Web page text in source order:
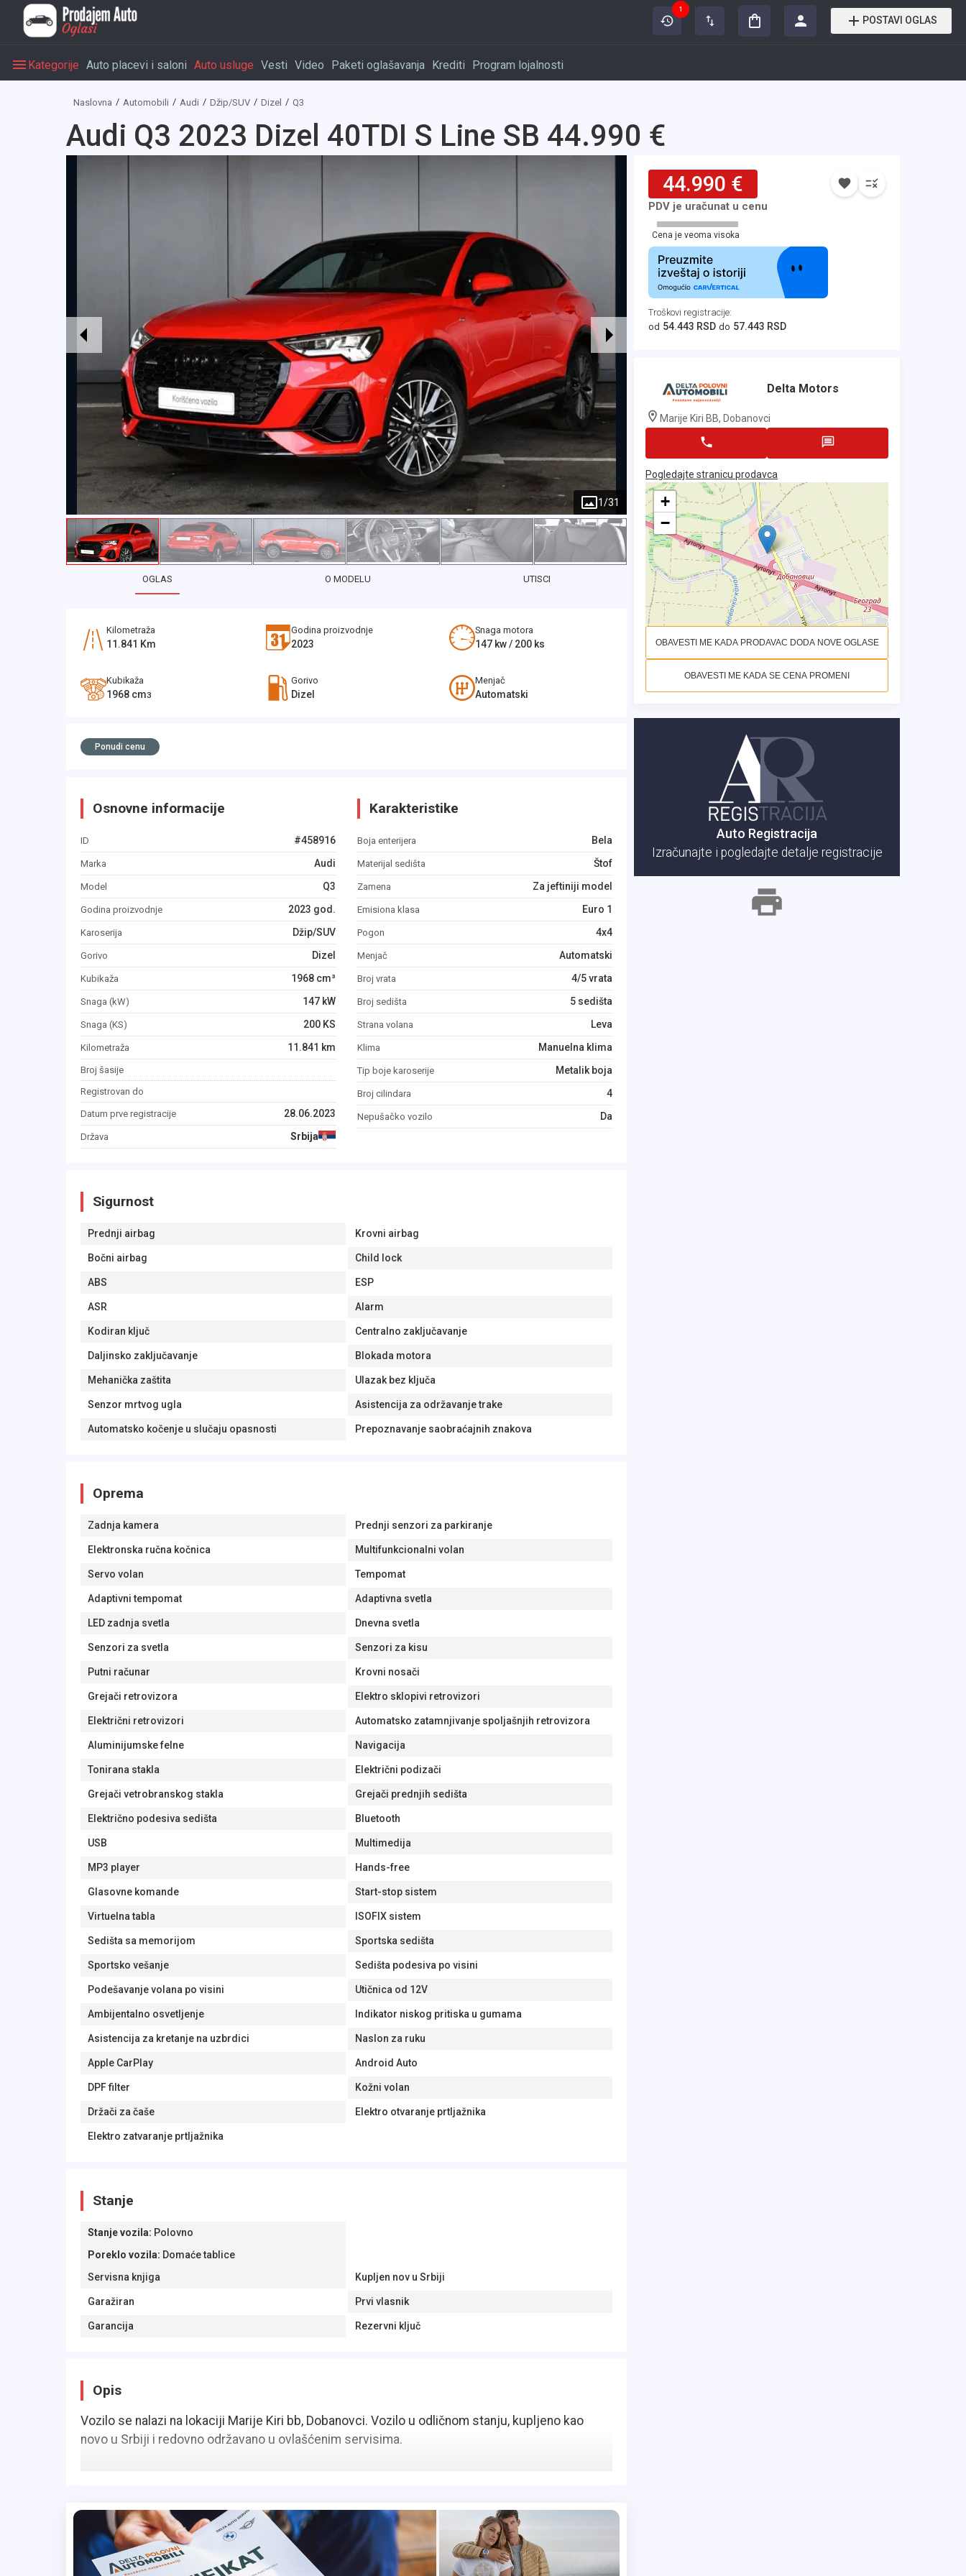
1
POSTAVI OGLAS
Kategorije Auto placevi i saloni Auto usluge Vesti Video Paketi oglašavanja Krediti Program lojalnosti
Naslovna Automobili Audi Džip/SUV Dizel Q3
Audi Q3 2023 Dizel 40TDI S Line SB 44.990 €
1/31
OGLAS O MODELU UTISCI
Kilometraža
11.841 Km
Godina proizvodnje
2023
Snaga motora
147 kw / 200 ks
Kubikaža
1968 cm3
Gorivo
Dizel
Menjač
Automatski
Ponudi cenu
Osnovne informacije
ID #458916
Marka Audi
Model Q3
Godina proizvodnje 2023 god.
Karoserija Džip/SUV
Gorivo Dizel
Kubikaža 1968 cm³
Snaga (kW) 147 kW
Snaga (KS) 200 KS
Kilometraža 11.841 km
Broj šasije
Registrovan do
Datum prve registracije 28.06.2023
Država Srbija
Karakteristike
Boja enterijera Bela
Materijal sedišta Štof
Zamena Za jeftiniji model
Emisiona klasa Euro 1
Pogon 4x4
Menjač Automatski
Broj vrata 4/5 vrata
Broj sedišta 5 sedišta
Strana volana Leva
Klima Manuelna klima
Tip boje karoserije Metalik boja
Broj cilindara 4
Nepušačko vozilo Da
Sigurnost
Prednji airbag Krovni airbag
Bočni airbag Child lock
ABS ESP
ASR Alarm
Kodiran ključ Centralno zaključavanje
Daljinsko zaključavanje Blokada motora
Mehanička zaštita Ulazak bez ključa
Senzor mrtvog ugla Asistencija za održavanje trake
Automatsko kočenje u slučaju opasnosti Prepoznavanje saobraćajnih znakova
Oprema
Zadnja kamera Prednji senzori za parkiranje
Elektronska ručna kočnica Multifunkcionalni volan
Servo volan Tempomat
Adaptivni tempomat Adaptivna svetla
LED zadnja svetla Dnevna svetla
Senzori za svetla Senzori za kisu
Putni računar Krovni nosači
Grejači retrovizora Elektro sklopivi retrovizori
Električni retrovizori Automatsko zatamnjivanje spoljašnjih retrovizora
Aluminijumske felne Navigacija
Tonirana stakla Električni podizači
Grejači vetrobranskog stakla Grejači prednjih sedišta
Električno podesiva sedišta Bluetooth
USB Multimedija
MP3 player Hands-free
Glasovne komande Start-stop sistem
Virtuelna tabla ISOFIX sistem
Sedišta sa memorijom Sportska sedišta
Sportsko vešanje Sedišta podesiva po visini
Podešavanje volana po visini Utičnica od 12V
Ambijentalno osvetljenje Indikator niskog pritiska u gumama
Asistencija za kretanje na uzbrdici Naslon za ruku
Apple CarPlay Android Auto
DPF filter Kožni volan
Držači za čaše Elektro otvaranje prtljažnika
Elektro zatvaranje prtljažnika
Stanje
Stanje vozila: Polovno
Poreklo vozila: Domaće tablice
Servisna knjiga
Kupljen nov u Srbiji
Garažiran Prvi vlasnik
Garancija Rezervni ključ
Opis
Vozilo se nalazi na lokaciji Marije Kiri bb, Dobanovci. Vozilo u odličnom stanju, kupljeno kao
novo u Srbiji i redovno održavano u ovlašćenim servisima.
44.990 €
PDV je uračunat u cenu
Cena je veoma visoka
Troškovi registracije:
od 54.443 RSD do 57.443 RSD
Delta Motors
Marije Kiri BB, Dobanovci
Pogledajte stranicu prodavca
+
−
OBAVESTI ME KADA PRODAVAC DODA NOVE OGLASE
OBAVESTI ME KADA SE CENA PROMENI
Auto Registracija
Izračunajte i pogledajte detalje registracije